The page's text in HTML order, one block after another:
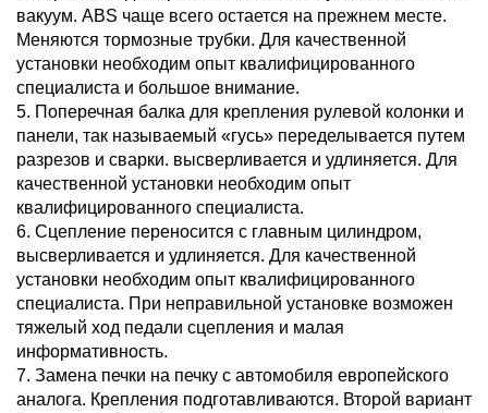
вакуум. ABS чаще всего остается на прежнем месте.
Меняются тормозные трубки. Для качественной
установки необходим опыт квалифицированного
специалиста и большое внимание.
5. Поперечная балка для крепления рулевой колонки и
панели, так называемый «гусь» переделывается путем
разрезов и сварки. высверливается и удлиняется. Для
качественной установки необходим опыт
квалифицированного специалиста.
6. Сцепление переносится с главным цилиндром,
высверливается и удлиняется. Для качественной
установки необходим опыт квалифицированного
специалиста. При неправильной установке возможен
тяжелый ход педали сцепления и малая
информативность.
7. Замена печки на печку с автомобиля европейского
аналога. Крепления подготавливаются. Второй вариант